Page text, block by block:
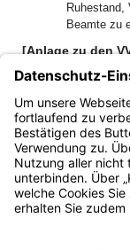
Ruhestand,
Beamte zu
[Anlage zu den
der
Bayern.de
BayernPortal